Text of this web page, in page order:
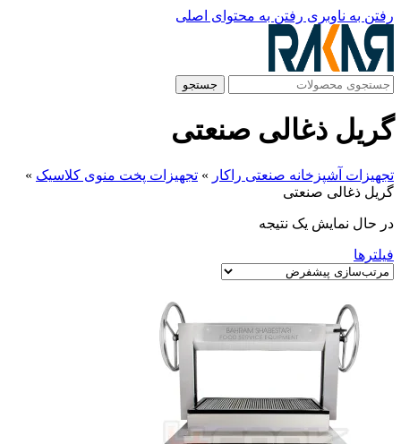
رفتن به ناوبری رفتن به محتوای اصلی
جستجو
گریل ذغالی صنعتی
تجهیزات آشپزخانه صنعتی راکار » تجهیزات پخت منوی کلاسیک »
گریل ذغالی صنعتی
در حال نمایش یک نتیجه
فیلترها